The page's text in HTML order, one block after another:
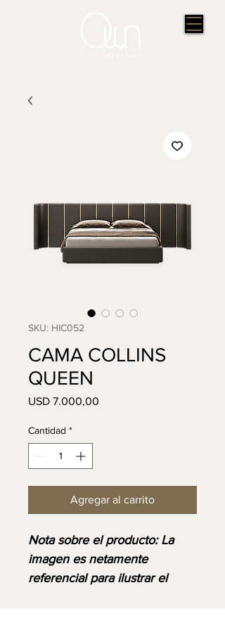
SKU: HIC052
CAMA COLLINS
QUEEN
USD 7.000,00
Cantidad *
Agregar al carrito
Nota sobre el producto: La
imagen es netamente
referencial para ilustrar el